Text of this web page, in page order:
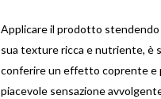
Applicare il prodotto stendendo
sua texture ricca e nutriente, è
conferire un effetto coprente e
piacevole sensazione